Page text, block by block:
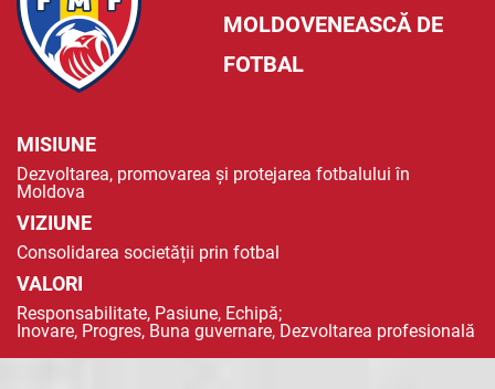
MOLDOVENEASCĂ DE
FOTBAL
MISIUNE
Dezvoltarea, promovarea și protejarea fotbalului în
Moldova
VIZIUNE
Consolidarea societății prin fotbal
VALORI
Responsabilitate, Pasiune, Echipă;
Inovare, Progres, Buna guvernare, Dezvoltarea profesională